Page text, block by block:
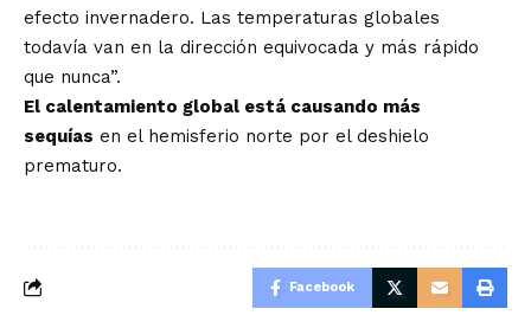
efecto invernadero. Las temperaturas globales
todavía van en la dirección equivocada y más rápido
que nunca”.
El calentamiento global está causando más
sequías en el hemisferio norte por el deshielo
prematuro.
Facebook